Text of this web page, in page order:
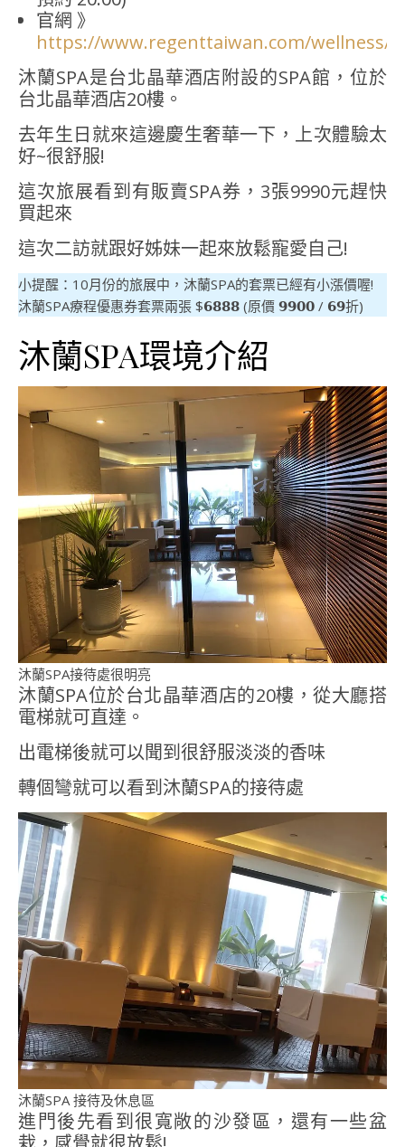
官網 》
https://www.regenttaiwan.com/wellness/
沐蘭SPA是台北晶華酒店附設的SPA館，位於
台北晶華酒店20樓。
去年生日就來這邊慶生奢華一下，上次體驗太
好~很舒服!
這次旅展看到有販賣SPA券，3張9990元趕快
買起來
這次二訪就跟好姊妹一起來放鬆寵愛自己!
小提醒：10月份的旅展中，沐蘭SPA的套票已經有小漲價喔!
沐蘭SPA療程優惠券套票兩張 $𝟲𝟴𝟴𝟴 (原價 𝟵𝟵𝟬𝟬 / 𝟲𝟵折)
沐蘭SPA環境介紹
沐蘭SPA接待處很明亮
沐蘭SPA位於台北晶華酒店的20樓，從大廳搭
電梯就可直達。
出電梯後就可以聞到很舒服淡淡的香味
轉個彎就可以看到沐蘭SPA的接待處
沐蘭SPA 接待及休息區
進門後先看到很寬敞的沙發區，還有一些盆